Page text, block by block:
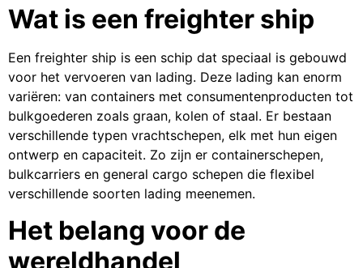
Wat is een freighter ship
Een freighter ship is een schip dat speciaal is gebouwd
voor het vervoeren van lading. Deze lading kan enorm
variëren: van containers met consumentenproducten tot
bulkgoederen zoals graan, kolen of staal. Er bestaan
verschillende typen vrachtschepen, elk met hun eigen
ontwerp en capaciteit. Zo zijn er containerschepen,
bulkcarriers en general cargo schepen die flexibel
verschillende soorten lading meenemen.
Het belang voor de
wereldhandel